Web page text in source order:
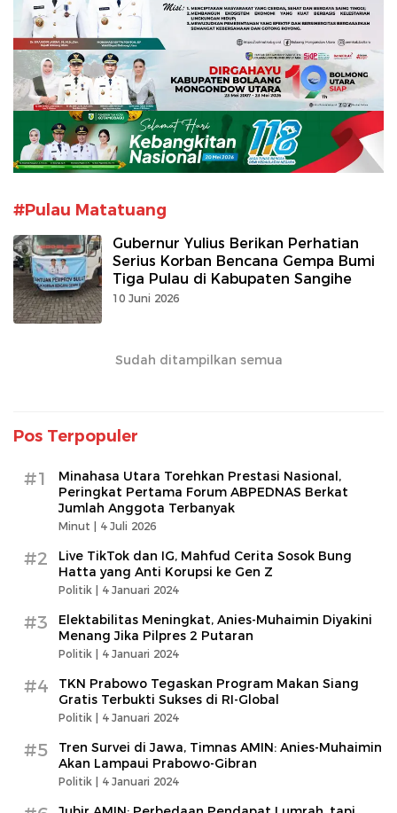
#Pulau Matatuang
Gubernur Yulius Berikan Perhatian
Serius Korban Bencana Gempa Bumi
Tiga Pulau di Kabupaten Sangihe
10 Juni 2026
Sudah ditampilkan semua
Pos Terpopuler
#1
Minahasa Utara Torehkan Prestasi Nasional,
Peringkat Pertama Forum ABPEDNAS Berkat
Jumlah Anggota Terbanyak
Minut | 4 Juli 2026
#2
Live TikTok dan IG, Mahfud Cerita Sosok Bung
Hatta yang Anti Korupsi ke Gen Z
Politik | 4 Januari 2024
#3
Elektabilitas Meningkat, Anies-Muhaimin Diyakini
Menang Jika Pilpres 2 Putaran
Politik | 4 Januari 2024
#4
TKN Prabowo Tegaskan Program Makan Siang
Gratis Terbukti Sukses di RI-Global
Politik | 4 Januari 2024
#5
Tren Survei di Jawa, Timnas AMIN: Anies-Muhaimin
Akan Lampaui Prabowo-Gibran
Politik | 4 Januari 2024